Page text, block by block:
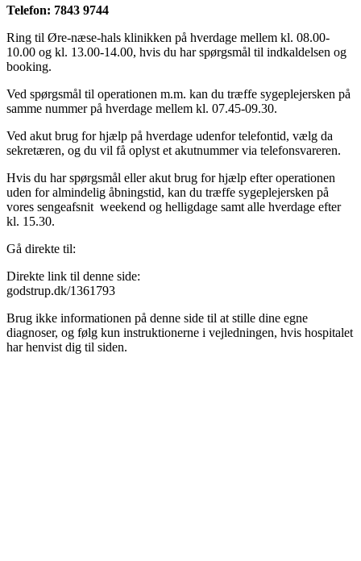
Telefon: 7843 9744
Ring til Øre-næse-hals klinikken på hverdage mellem kl. 08.00-
10.00 og kl. 13.00-14.00, hvis du har spørgsmål til indkaldelsen og
booking.
Ved spørgsmål til operationen m.m. kan du træffe sygeplejersken på
samme nummer på hverdage mellem kl. 07.45-09.30.
Ved akut brug for hjælp på hverdage udenfor telefontid, vælg da
sekretæren, og du vil få oplyst et akutnummer via telefonsvareren.
Hvis du har spørgsmål eller akut brug for hjælp efter operationen
uden for almindelig åbningstid, kan du træffe sygeplejersken på
vores sengeafsnit weekend og helligdage samt alle hverdage efter
kl. 15.30.
Gå direkte til:
Direkte link til denne side:
godstrup.dk/1361793
Brug ikke informationen på denne side til at stille dine egne
diagnoser, og følg kun instruktionerne i vejledningen, hvis hospitalet
har henvist dig til siden.